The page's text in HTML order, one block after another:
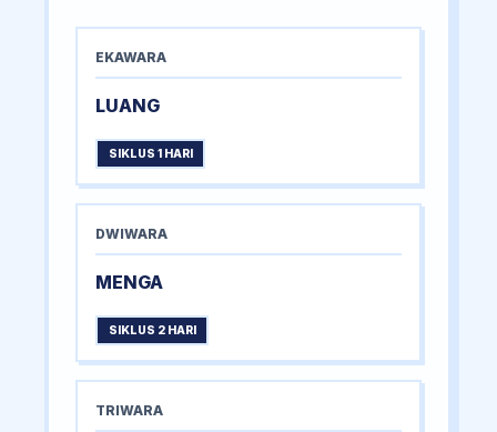
EKAWARA
LUANG
SIKLUS 1 HARI
DWIWARA
MENGA
SIKLUS 2 HARI
TRIWARA